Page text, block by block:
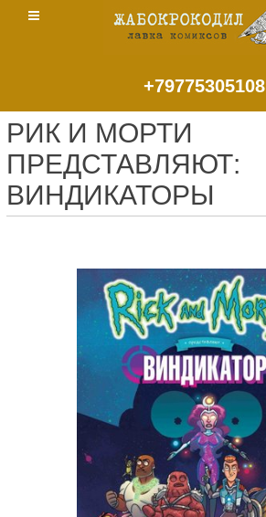
+79775305108
РИК И МОРТИ
ПРЕДСТАВЛЯЮТ:
ВИНДИКАТОРЫ